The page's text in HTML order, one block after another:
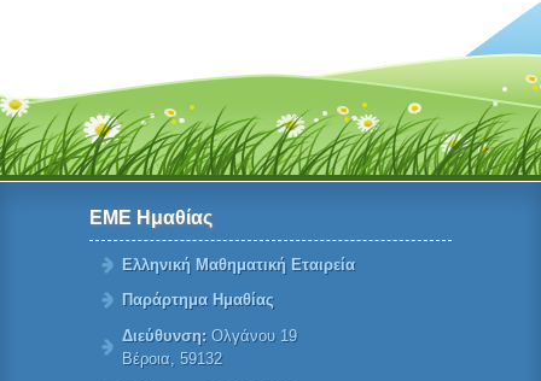
ΕΜΕ Ημαθίας
Ελληνική Μαθηματική Εταιρεία
Παράρτημα Ημαθίας
Διεύθυνση:Ολγάνου 19
Βέροια, 59132